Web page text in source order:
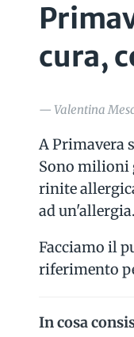
cura,
— Valentina
A Primavera
Sono milioni
rinite
ad un'allergia.
Facciamo il
riferimento
In cosa